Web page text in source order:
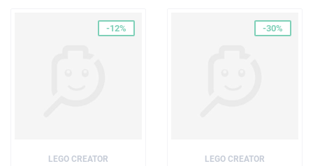
-12%
LEGO CREATOR
-30%
LEGO CREATOR